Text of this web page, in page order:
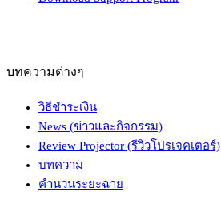
บทความต่างๆ
วิธีชำระเงิน
News (ข่าวและกิจกรรม)
Review Projector (รีวิวโปรเจคเตอร์)
บทความ
คำนวนระยะฉาย